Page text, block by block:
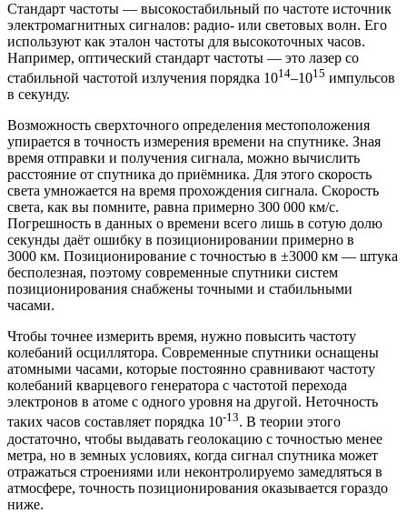
Стандарт частоты — высокостабильный по частоте источник
электромагнитных сигналов: радио- или световых волн. Его
используют как эталон частоты для высокоточных часов.
Например, оптический стандарт частоты — это лазер со
стабильной частотой излучения порядка 1014–1015 импульсов
в секунду.
Возможность сверхточного определения местоположения
упирается в точность измерения времени на спутнике. Зная
время отправки и получения сигнала, можно вычислить
расстояние от спутника до приёмника. Для этого скорость
света умножается на время прохождения сигнала. Скорость
света, как вы помните, равна примерно 300 000 км/с.
Погрешность в данных о времени всего лишь в сотую долю
секунды даёт ошибку в позиционировании примерно в
3000 км. Позиционирование с точностью в ±3000 км — штука
бесполезная, поэтому современные спутники систем
позиционирования снабжены точными и стабильными
часами.
Чтобы точнее измерить время, нужно повысить частоту
колебаний осциллятора. Современные спутники оснащены
атомными часами, которые постоянно сравнивают частоту
колебаний кварцевого генератора с частотой перехода
электронов в атоме с одного уровня на другой. Неточность
таких часов составляет порядка 10-13. В теории этого
достаточно, чтобы выдавать геолокацию с точностью менее
метра, но в земных условиях, когда сигнал спутника может
отражаться строениями или неконтролируемо замедляться в
атмосфере, точность позиционирования оказывается гораздо
ниже.